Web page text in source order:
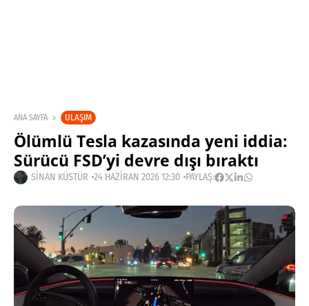
ANA SAYFA ULAŞIM
Ölümlü Tesla kazasında yeni iddia:
Sürücü FSD’yi devre dışı bıraktı
SINAN KÜSTÜR 24 HAZIRAN 2026 12:30 PAYLAŞ: